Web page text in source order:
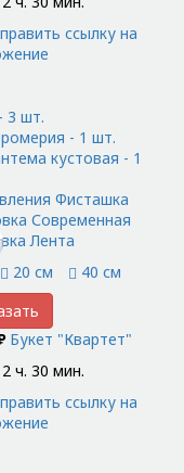
ссылку на
3 шт.
- 1 шт.
кустовая - 1
Фисташка
Современная
Лента
20 см
40 см
Букет "Квартет"
ч. 30 мин.
ссылку на